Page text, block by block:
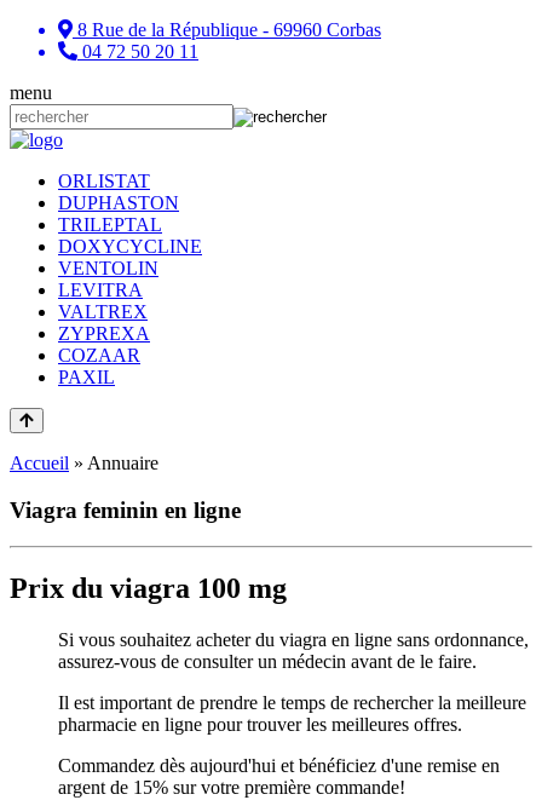
8 Rue de la République - 69960 Corbas
04 72 50 20 11
menu
ORLISTAT
DUPHASTON
TRILEPTAL
DOXYCYCLINE
VENTOLIN
LEVITRA
VALTREX
ZYPREXA
COZAAR
PAXIL
Accueil » Annuaire
Viagra feminin en ligne
Prix du viagra 100 mg
Si vous souhaitez acheter du viagra en ligne sans ordonnance,
assurez-vous de consulter un médecin avant de le faire.
Il est important de prendre le temps de rechercher la meilleure
pharmacie en ligne pour trouver les meilleures offres.
Commandez dès aujourd'hui et bénéficiez d'une remise en
argent de 15% sur votre première commande!